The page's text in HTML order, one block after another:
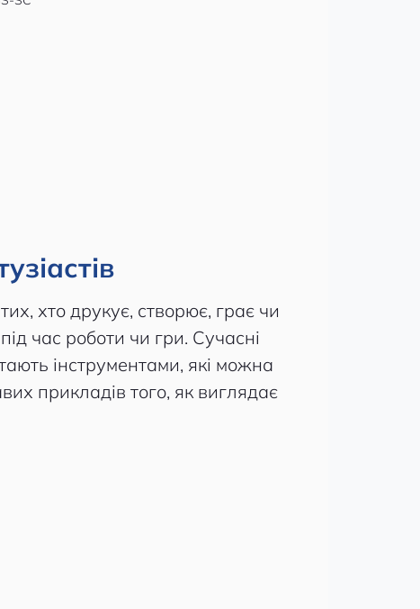
хто друкує, створює, грає чи
час роботи чи гри. Сучасні
інструментами, які можна
прикладів того, як виглядає